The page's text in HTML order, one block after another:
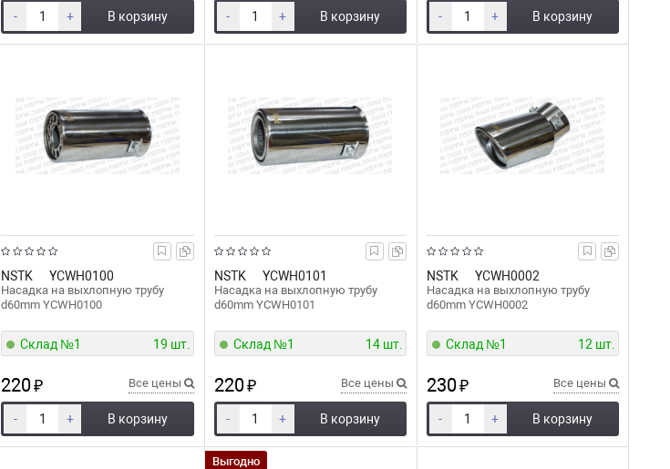
- + В корзину - + В корзину - + В корзину
NSTK YCWH0100
Насадка на выхлопную трубу
d60mm YCWH0100
Склад №1 19 шт.
220₽ Все цены
- + В корзину
NSTK YCWH0101
Насадка на выхлопную трубу
d60mm YCWH0101
Склад №1 14 шт.
220₽ Все цены
- + В корзину
NSTK YCWH0002
Насадка на выхлопную трубу
d60mm YCWH0002
Склад №1 12 шт.
230₽ Все цены
- + В корзину
Выгодно